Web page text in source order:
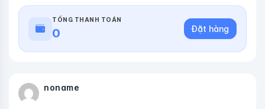
TỔNG THANH TOÁN
0 Đặt hàng
noname